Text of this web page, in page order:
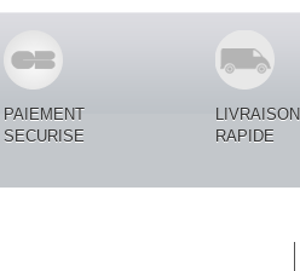
PAIEMENT
SECURISE
LIVRAISON
RAPIDE